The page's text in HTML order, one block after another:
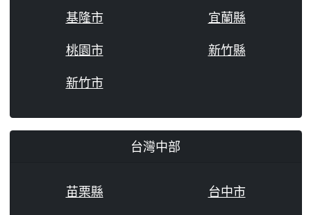
基隆市
宜蘭縣
桃園市
新竹縣
新竹市
台灣中部
苗栗縣
台中市